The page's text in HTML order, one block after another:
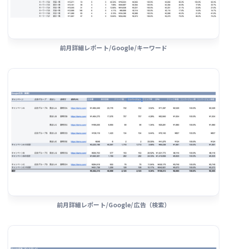
前月詳細レポート/Google/キーワード
前月詳細レポート/Google/広告（検索）